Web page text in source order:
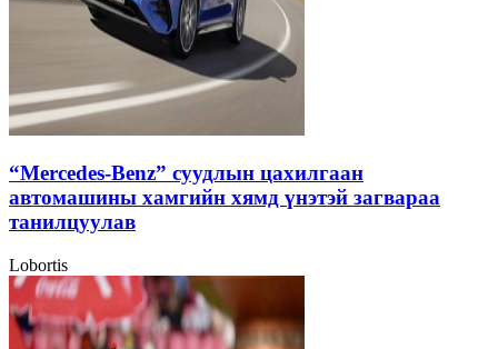
“Mercedes-Benz” суудлын цахилгаан
автомашины хамгийн хямд үнэтэй загвараа
танилцуулав
Lobortis